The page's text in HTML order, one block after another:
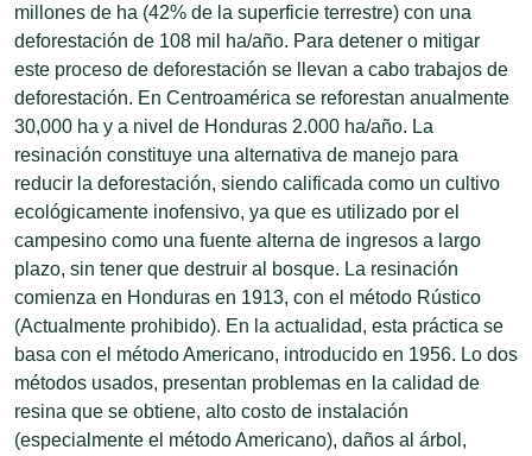
millones de ha (42% de la superficie terrestre) con una
deforestación de 108 mil ha/año. Para detener o mitigar
este proceso de deforestación se llevan a cabo trabajos de
deforestación. En Centroamérica se reforestan anualmente
30,000 ha y a nivel de Honduras 2.000 ha/año. La
resinación constituye una alternativa de manejo para
reducir la deforestación, siendo calificada como un cultivo
ecológicamente inofensivo, ya que es utilizado por el
campesino como una fuente alterna de ingresos a largo
plazo, sin tener que destruir al bosque. La resinación
comienza en Honduras en 1913, con el método Rústico
(Actualmente prohibido). En la actualidad, esta práctica se
basa con el método Americano, introducido en 1956. Lo dos
métodos usados, presentan problemas en la calidad de
resina que se obtiene, alto costo de instalación
(especialmente el método Americano), daños al árbol,